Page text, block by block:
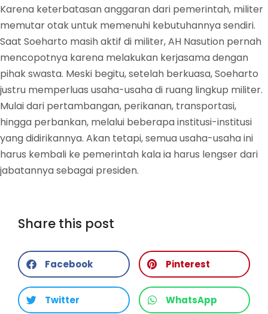
Karena keterbatasan anggaran dari pemerintah, militer
memutar otak untuk memenuhi kebutuhannya sendiri.
Saat Soeharto masih aktif di militer, AH Nasution pernah
mencopotnya karena melakukan kerjasama dengan
pihak swasta. Meski begitu, setelah berkuasa, Soeharto
justru memperluas usaha-usaha di ruang lingkup militer.
Mulai dari pertambangan, perikanan, transportasi,
hingga perbankan, melalui beberapa institusi-institusi
yang didirikannya. Akan tetapi, semua usaha-usaha ini
harus kembali ke pemerintah kala ia harus lengser dari
jabatannya sebagai presiden.
Share this post
Facebook Pinterest
Twitter WhatsApp